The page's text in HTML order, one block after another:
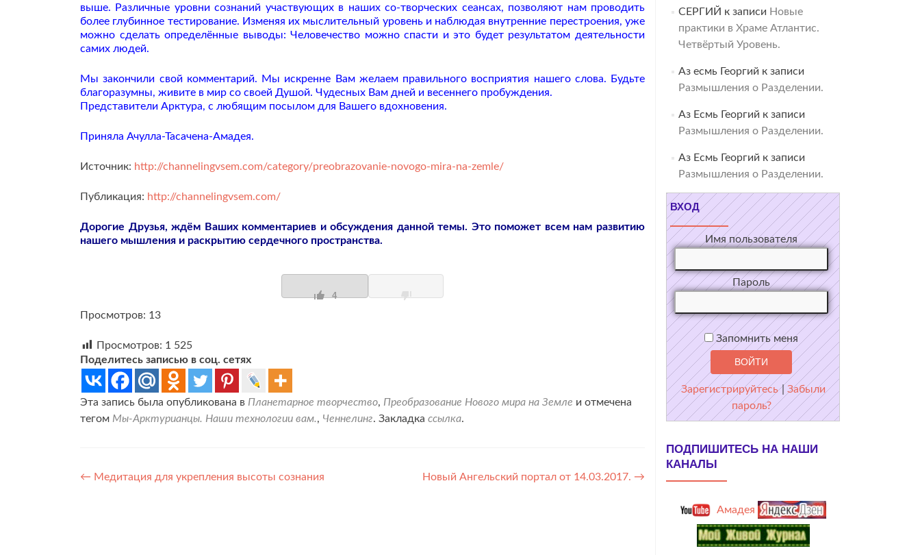
выше. Различные уровни сознаний участвующих в наших со-творческих сеансах, позволяют нам проводить
более глубинное тестирование. Изменяя их мыслительный уровень и наблюдая внутренние перестроения, уже
можно сделать определённые выводы: Человечество можно спасти и это будет результатом деятельности
самих людей.
Мы закончили свой комментарий. Мы искренне Вам желаем правильного восприятия нашего слова. Будьте
благоразумны, живите в мир со своей Душой. Чудесных Вам дней и весеннего пробуждения.
Представители Арктура, с любящим посылом для Вашего вдохновения.
Приняла Ачулла-Тасачена-Амадея.
Источник: http://channelingvsem.com/category/preobrazovanie-novogo-mira-na-zemle/
Публикация: http://channelingvsem.com/
Дорогие Друзья, ждём Ваших комментариев и обсуждения данной темы. Это поможет всем нам развитию
нашего мышления и раскрытию сердечного пространства.
4
Просмотров: 13
Просмотров: 1 525
Поделитесь записью в соц. сетях
Эта запись была опубликована в Планетарное творчество, Преобразование Нового мира на Земле и отмечена
тегом Мы-Арктурианцы. Наши технологии вам., Ченнелинг. Закладка ссылка.
Навигация
← Медитация для укрепления высоты сознания Новый Ангельский портал от 14.03.2017. →
СЕРГИЙ к записи Новые
практики в Храме Атлантис.
Четвёртый Уровень.
Аз есмь Георгий к записи
Размышления о Разделении.
Аз Есмь Георгий к записи
Размышления о Разделении.
Аз Есмь Георгий к записи
Размышления о Разделении.
ВХОД
Имя пользователя
Пароль
Запомнить меня
Зарегистрируйтесь | Забыли
пароль?
ПОДПИШИТЕСЬ НА НАШИ
КАНАЛЫ
Амадея